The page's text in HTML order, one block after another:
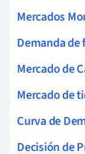
Mercados
Demanda de
Mercado de
Mercado de
Curva de
Decisión de